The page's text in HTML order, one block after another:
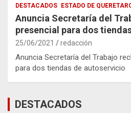
DESTACADOS ESTADO DE
Anuncia Secretaría del
presencial para dos
25/06/2021 redacción
Anuncia Secretaría del Trabajo
para dos tiendas de autoservicio
DESTACADOS